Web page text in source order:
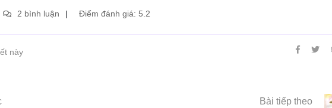
2 bình luận Điểm đánh giá: 5.2
này
Bài tiếp theo